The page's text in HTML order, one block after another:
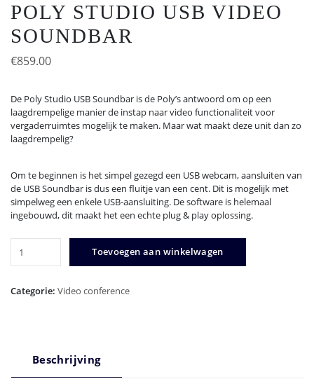
POLY STUDIO USB VIDEO
SOUNDBAR
€859.00
De Poly Studio USB Soundbar is de Poly’s antwoord om op een
laagdrempelige manier de instap naar video functionaliteit voor
vergaderruimtes mogelijk te maken. Maar wat maakt deze unit dan zo
laagdrempelig?
Om te beginnen is het simpel gezegd een USB webcam, aansluiten van
de USB Soundbar is dus een fluitje van een cent. Dit is mogelijk met
simpelweg een enkele USB-aansluiting. De software is helemaal
ingebouwd, dit maakt het een echte plug & play oplossing.
Studio
USB
soundbar
Toevoegen aan winkelwagen
Categorie: Video conference
Beschrijving